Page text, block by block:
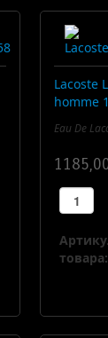
Lacoste
homme
Eau De